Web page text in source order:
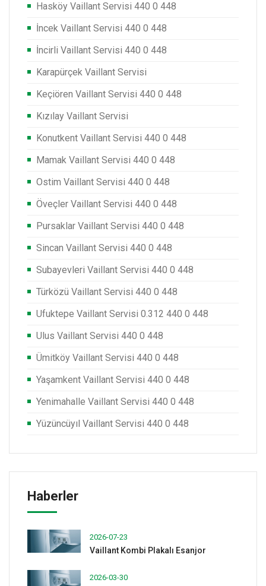
Hasköy Vaillant Servisi 440 0 448
İncek Vaillant Servisi 440 0 448
İncirli Vaillant Servisi 440 0 448
Karapürçek Vaillant Servisi
Keçiören Vaillant Servisi 440 0 448
Kızılay Vaillant Servisi
Konutkent Vaillant Servisi 440 0 448
Mamak Vaillant Servisi 440 0 448
Ostim Vaillant Servisi 440 0 448
Öveçler Vaillant Servisi 440 0 448
Pursaklar Vaillant Servisi 440 0 448
Sincan Vaillant Servisi 440 0 448
Subayevleri Vaillant Servisi 440 0 448
Türközü Vaillant Servisi 440 0 448
Ufuktepe Vaillant Servisi 0.312 440 0 448
Ulus Vaillant Servisi 440 0 448
Ümitköy Vaillant Servisi 440 0 448
Yaşamkent Vaillant Servisi 440 0 448
Yenimahalle Vaillant Servisi 440 0 448
Yüzüncüyıl Vaillant Servisi 440 0 448
Haberler
2026-07-23
Vaillant Kombi Plakalı Esanjor
2026-03-30